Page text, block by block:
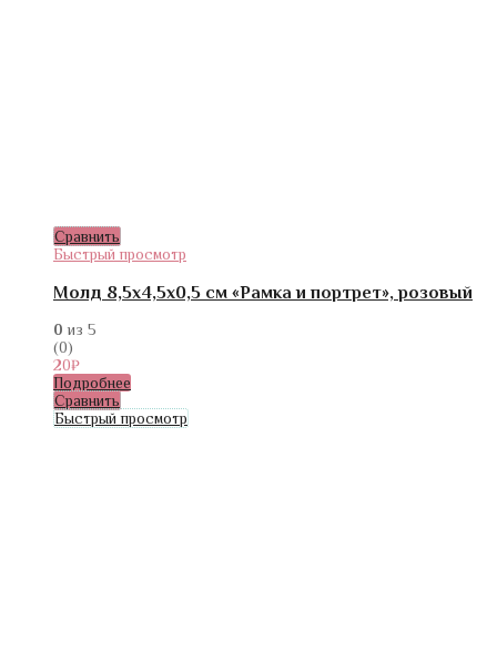
Сравнить
Быстрый просмотр
Молд 8,5х4,5х0,5 см «Рамка и портрет», розовый
0 из 5
(0)
20₽
Подробнее
Сравнить
Быстрый просмотр